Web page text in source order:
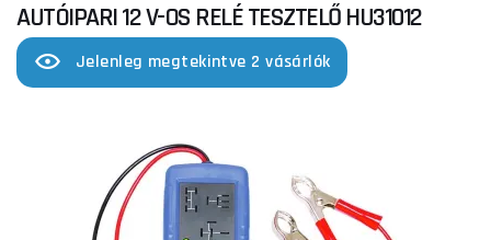
AUTÓIPARI 12 V-OS RELÉ TESZTELŐ HU31012
Jelenleg megtekintve 2 vásárlók